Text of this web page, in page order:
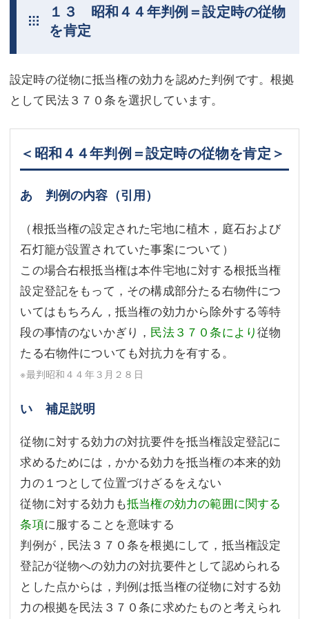
１３ 昭和４４年判例＝設定時の従物
を肯定
設定時の従物に抵当権の効力を認めた判例です。根拠
として民法３７０条を選択しています。
＜昭和４４年判例＝設定時の従物を肯定＞
あ 判例の内容（引用）
（根抵当権の設定された宅地に植木，庭石および
石灯籠が設置されていた事案について）
この場合右根抵当権は本件宅地に対する根抵当権
設定登記をもって，その構成部分たる右物件につ
いてはもちろん，抵当権の効力から除外する等特
段の事情のないかぎり， 民法３７０条により従物
たる右物件についても対抗力を有する。
※最判昭和４４年３月２８日
い 補足説明
従物に対する効力の対抗要件を抵当権設定登記に
求めるためには，かかる効力を抵当権の本来的効
力の１つとして位置づけざるをえない
従物に対する効力も抵当権の効力の範囲に関する
条項に服することを意味する
判例が，民法３７０条を根拠にして，抵当権設定
登記が従物への効力の対抗要件として認められる
とした点からは，判例は抵当権の従物に対する効
力の根拠を民法３７０条に求めたものと考えられ